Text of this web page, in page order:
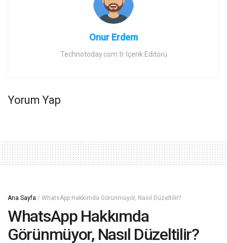
Onur Erdem
Technotoday.com.tr İçerik Editörü
Yorum Yap
Ana Sayfa / WhatsApp Hakkımda Görünmüyor, Nasıl Düzeltilir?
WhatsApp Hakkımda
Görünmüyor, Nasıl Düzeltilir?